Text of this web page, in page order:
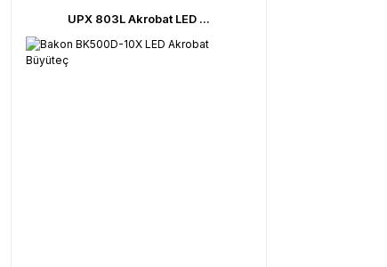
UPX 803L Akrobat LED ...